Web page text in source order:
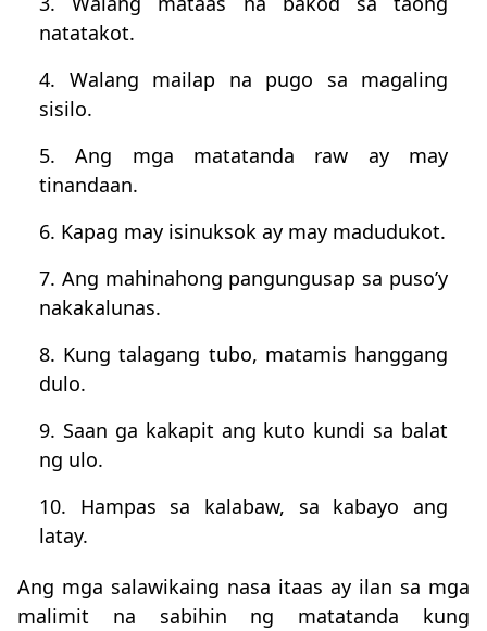
natatakot.
4. Walang mailap na pugo sa magaling
sisilo.
5. Ang mga matatanda raw ay may
tinandaan.
6. Kapag may isinuksok ay may madudukot.
7. Ang mahinahong pangungusap sa puso’y
nakakalunas.
8. Kung talagang tubo, matamis hanggang
dulo.
9. Saan ga kakapit ang kuto kundi sa balat
ng ulo.
10. Hampas sa kalabaw, sa kabayo ang
latay.
Ang mga salawikaing nasa itaas ay ilan sa mga
malimit na sabihin ng matatanda kung